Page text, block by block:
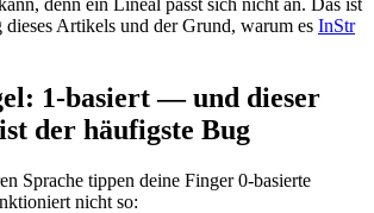
denn ein Lineal passt sich nicht an. Das ist
dieses Artikels und der Grund, warum es InStr
1-basiert — und dieser
der häufigste Bug
Sprache tippen deine Finger 0-basierte
nicht so: